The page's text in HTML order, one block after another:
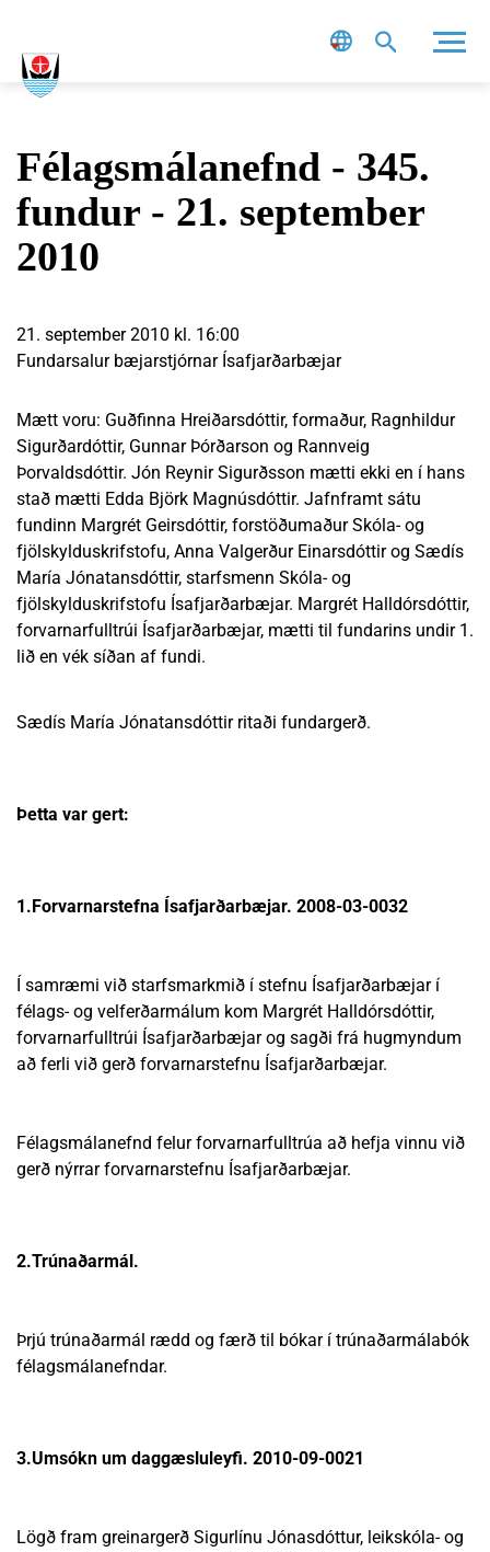
Félagsmálanefnd - 345.
fundur - 21. september
2010
21. september 2010 kl. 16:00
Fundarsalur bæjarstjórnar Ísafjarðarbæjar
Mætt voru: Guðfinna Hreiðarsdóttir, formaður, Ragnhildur
Sigurðardóttir, Gunnar Þórðarson og Rannveig
Þorvaldsdóttir. Jón Reynir Sigurðsson mætti ekki en í hans
stað mætti Edda Björk Magnúsdóttir. Jafnframt sátu
fundinn Margrét Geirsdóttir, forstöðumaður Skóla- og
fjölskylduskrifstofu, Anna Valgerður Einarsdóttir og Sædís
María Jónatansdóttir, starfsmenn Skóla- og
fjölskylduskrifstofu Ísafjarðarbæjar. Margrét Halldórsdóttir,
forvarnarfulltrúi Ísafjarðarbæjar, mætti til fundarins undir 1.
lið en vék síðan af fundi.
Sædís María Jónatansdóttir ritaði fundargerð.
Þetta var gert:
1.Forvarnarstefna Ísafjarðarbæjar. 2008-03-0032
Í samræmi við starfsmarkmið í stefnu Ísafjarðarbæjar í
félags- og velferðarmálum kom Margrét Halldórsdóttir,
forvarnarfulltrúi Ísafjarðarbæjar og sagði frá hugmyndum
að ferli við gerð forvarnarstefnu Ísafjarðarbæjar.
Félagsmálanefnd felur forvarnarfulltrúa að hefja vinnu við
gerð nýrrar forvarnarstefnu Ísafjarðarbæjar.
2.Trúnaðarmál.
Þrjú trúnaðarmál rædd og færð til bókar í trúnaðarmálabók
félagsmálanefndar.
3.Umsókn um daggæsluleyfi. 2010-09-0021
Lögð fram greinargerð Sigurlínu Jónasdóttur, leikskóla- og